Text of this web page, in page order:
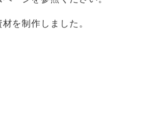
を制作しました。